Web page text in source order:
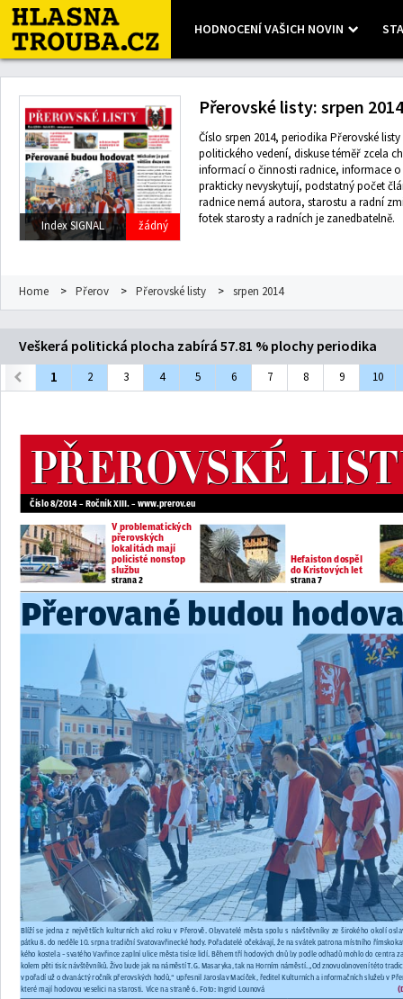
HODNOCENÍ VAŠICH NOVIN
Leaflet| Map data ©OpenStreetMap contributors, Imagery © Mapbox
Index SIGNAL žádný
Přerovské listy: srpen 2014
Číslo srpen 2014, periodika Přerovské
politického vedení, diskuse téměř zcela
informací o činnosti radnice, informace
prakticky nevyskytují, podstatný počet
radnice nemá autora, starostu a radní
fotek starosty a radních je zanedbatelně.
Home > Přerov > Přerovské listy > srpen 2014
Veškerá politická plocha zabírá 57.81 % plochy periodika
1
2 3 4 5 6 7 8 9 10